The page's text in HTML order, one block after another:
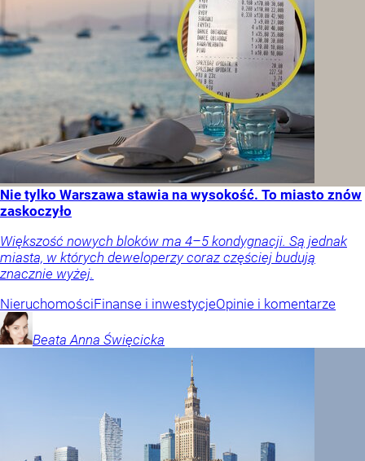
Nie tylko Warszawa stawia na wysokość. To miasto znów
zaskoczyło
Większość nowych bloków ma 4–5 kondygnacji. Są jednak
miasta, w których deweloperzy coraz częściej budują
znacznie wyżej.
NieruchomościFinanse i inwestycjeOpinie i komentarze
Beata Anna Święcicka